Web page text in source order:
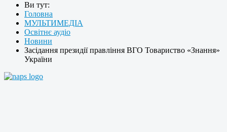
Ви тут:
Головна
МУЛЬТИМЕДІА
Освітнє аудіо
Новини
Засідання президії правління ВГО Товариство «Знання»
України